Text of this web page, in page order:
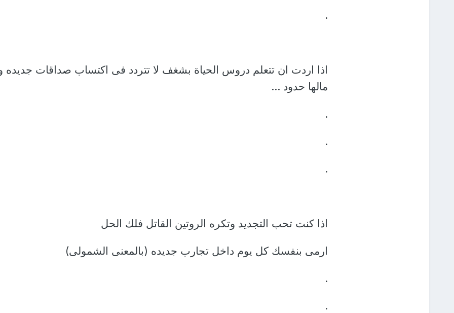
.
اذا اردت ان تتعلم دروس الحياة بشغف لا تتردد فى اكتساب صداقات جديده
مالها حدود ...
.
.
.
اذا كنت تحب التجديد وتكره الروتين القاتل فلك الحل
ارمى بنفسك كل يوم داخل تجارب جديده (بالمعنى الشمولى)
.
.